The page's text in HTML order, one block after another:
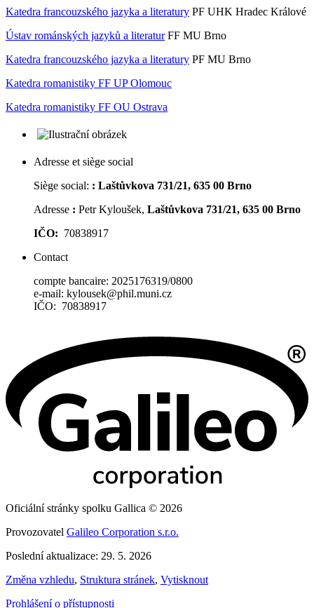
Katedra francouzského jazyka a literatury PF UHK Hradec Králové
Ústav románských jazyků a literaturFF MU Brno
Katedra francouzského jazyka a literatury PF MU Brno
Katedra romanistiky FF UP Olomouc
Katedra romanistiky FF OU Ostrava
Adresse et siège social
Siège social: : Laštůvkova 731/21, 635 00 Brno
Adresse : Petr Kyloušek, Laštůvkova 731/21, 635 00 Brno
IČO: 70838917
Contact
compte bancaire: 2025176319/0800
e-mail: kylousek@phil.muni.cz
IČO: 70838917
Oficiální stránky spolku Gallica © 2026
Provozovatel Galileo Corporation s.r.o.
Poslední aktualizace: 29. 5. 2026
Změna vzhledu, Struktura stránek, Vytisknout
Prohlášení o přístupnosti